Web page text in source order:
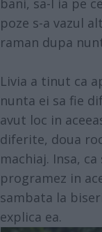
bani, sa-l ia pe
poze s-a vazul
raman dupa
Livia a tinut ca
nunta ei sa fie
avut loc in
diferite, doua
machiaj. Insa,
programez in
sambata la
explica ea.